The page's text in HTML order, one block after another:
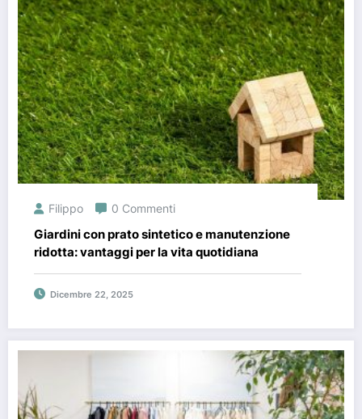
Filippo 0 Commenti
Giardini con prato sintetico e manutenzione
ridotta: vantaggi per la vita quotidiana
Dicembre 22, 2025